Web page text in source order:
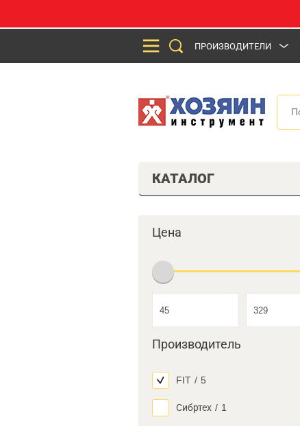
ПРОИЗВОДИТЕЛИ
КАТАЛОГ
Цена
Производитель
FIT / 5
Сибртех / 1